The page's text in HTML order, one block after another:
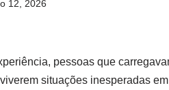
12, 2026
pessoas que
situações inesperadas